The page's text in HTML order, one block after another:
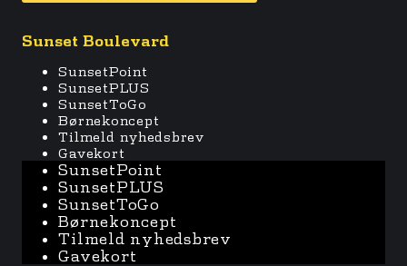
Sunset Boulevard
SunsetPoint
SunsetPLUS
SunsetToGo
Børnekoncept
Tilmeld nyhedsbrev
Gavekort
SunsetPoint
SunsetPLUS
SunsetToGo
Børnekoncept
Tilmeld nyhedsbrev
Gavekort